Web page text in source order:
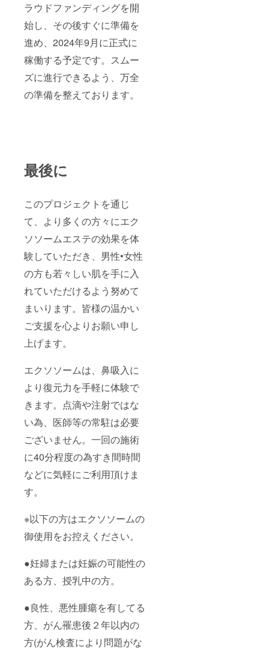
ラウドファンディングを開
始し、その後すぐに準備を
進め、2024年9月に正式に
稼働する予定です。スムー
ズに進行できるよう、万全
の準備を整えております。
最後に
このプロジェクトを通じ
て、より多くの方々にエク
ソソームエステの効果を体
験していただき、男性•女性
の方も若々しい肌を手に入
れていただけるよう努めて
まいります。皆様の温かい
ご支援を心よりお願い申し
上げます。
エクソソームは、鼻吸入に
より復元力を手軽に体験で
きます。点滴や注射ではな
い為、医師等の常駐は必要
ございません。一回の施術
に40分程度の為すき間時間
などに気軽にご利用頂けま
す。
※以下の方はエクソソームの
御使用をお控えください。
●妊婦または妊娠の可能性の
ある方、授乳中の方。
●良性、悪性腫瘍を有してる
方、がん罹患後２年以内の
方(がん検査により問題がな